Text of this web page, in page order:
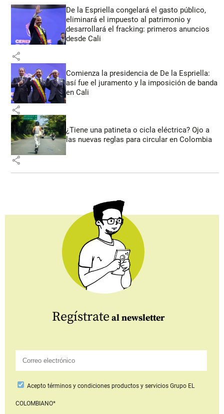
De la Espriella congelará el gasto público,
eliminará el impuesto al patrimonio y
desarrollará el fracking: primeros anuncios
desde Cali
share
Comienza la presidencia de De la Espriella:
así fue el juramento y la imposición de banda
en Cali
share
¿Tiene una patineta o cicla eléctrica? Ojo a
las nuevas reglas para circular en Colombia
share
Regístrate al newsletter
Aceptotérminos y condiciones productos y serviciosGrupo EL
COLOMBIANO*